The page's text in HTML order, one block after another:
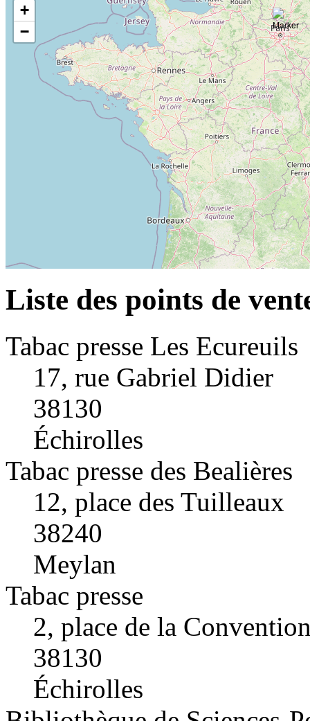
+
−
Liste des points de
Tabac presse Les Ecureuils
17, rue Gabriel Didier
38130
Échirolles
Tabac presse des Bealières
12, place des Tuilleaux
38240
Meylan
Tabac presse
2, place de la
38130
Échirolles